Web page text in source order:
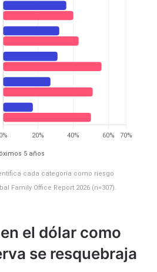
5 años
cada categoría como riesgo
Family Office Report 2026 (n=307).
el dólar como
se resquebraja